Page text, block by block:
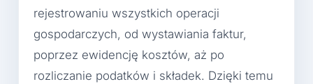
rejestrowaniu wszystkich operacji
gospodarczych, od wystawiania faktur,
poprzez ewidencję kosztów, aż po
rozliczanie podatków i składek. Dzięki temu